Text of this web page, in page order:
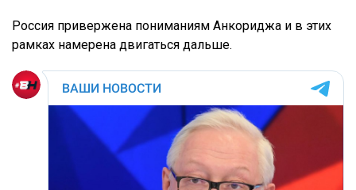
Россия привержена пониманиям Анкориджа и в этих
рамках намерена двигаться дальше.